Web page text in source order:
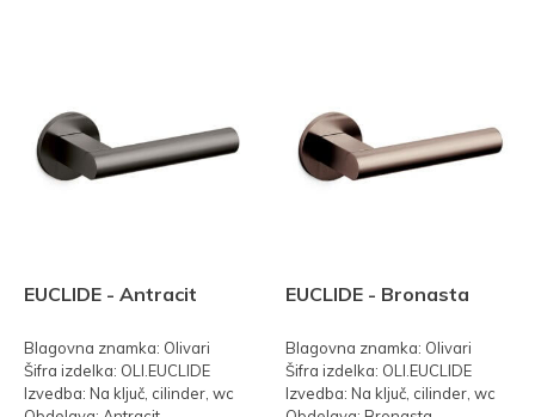
EUCLIDE - Antracit
Blagovna znamka: Olivari
Šifra izdelka: OLI.EUCLIDE
Izvedba: Na ključ, cilinder, wc
EUCLIDE - Bronasta
Blagovna znamka: Olivari
Šifra izdelka: OLI.EUCLIDE
Izvedba: Na ključ, cilinder, wc